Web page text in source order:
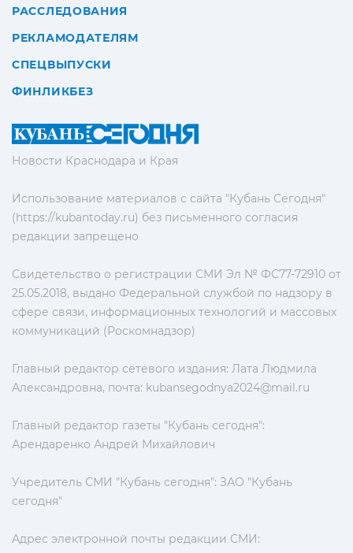
Новости Краснодара и Края
Использование материалов с сайта "Кубань Сегодня"
(https://kubantoday.ru) без письменного согласия
редакции запрещено
Свидетельство о регистрации СМИ Эл № ФС77-72910 от
25.05.2018, выдано Федеральной службой по надзору в
сфере связи, информационных технологий и массовых
коммуникаций (Роскомнадзор)
Главный редактор сетевого издания: Лата Людмила
Александровна, почта: kubansegodnya2024@mail.ru
Главный редактор газеты "Кубань сегодня":
Арендаренко Андрей Михайлович
Учредитель СМИ "Кубань сегодня": ЗАО "Кубань
сегодня"
Адрес электронной почты редакции СМИ:
РАССЛЕДОВАНИЯ
РЕКЛАМОДАТЕЛЯМ
СПЕЦВЫПУСКИ
ФИНЛИКБЕЗ